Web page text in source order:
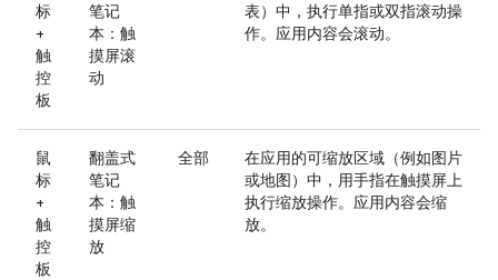
标
+
触
控
板
笔记
本：触
摸屏滚
动
表）中，执行单指或双指滚动操
作。应用内容会滚动。
鼠
标
+
触
控
板
翻盖式
笔记
本：触
摸屏缩
放
全部
在应用的可缩放区域（例如图片
或地图）中，用手指在触摸屏上
执行缩放操作。应用内容会缩
放。